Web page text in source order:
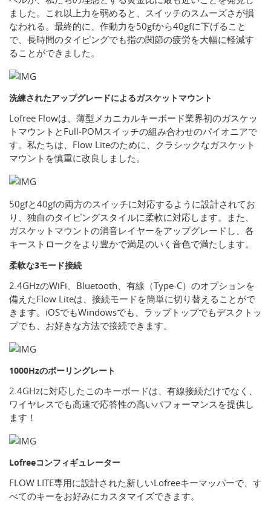
ました。これ以上力を弱めると、スイッチのスムーズさが損
なわれる。最終的に、作動力を50gfから40gfに下げること
で、長時間のタイピングでも指の関節の疲労を大幅に軽減す
ることができました。
洗練されたアップグレードによるガスケットマウント
Lofree Flowは、薄型メカニカルキーボード業界初のガスケッ
トマウントとFull-POMスイッチの組み合わせのパイオニアで
す。私たちは、Flow Liteのために、クラシックなガスケット
マウントを慎重に改良しました。
50gfと40gfの両方のスイッチに対応するように設計されてお
り、独自のタイピングスタイルに柔軟に対応します。また、
ガスケットマウントの消音レイヤーをアップグレードし、各
キーストロークをより豊かで満足のいく音色で満たします。
柔軟な3モード接続
2.4GHzのWiFi、Bluetooth、有線（Type-C）のオプションを
備えたFlow Liteは、接続モードを簡単に切り替えることがで
きます。iOSでもWindowsでも、ラップトップでもデスクトッ
プでも、お好きな方法で接続できます。
1000Hzのポーリングレート
2.4GHzに対応したこのキーボードは、有線接続だけでなく、
ワイヤレスでも高速で応答性の高いパフォーマンスを提供し
ます！
Lofreeコンフィギュレーター
FLOW LITE専用に設計された新しいLofreeキーマッパーで、す
べてのキーをお好みにカスタマイズできます。